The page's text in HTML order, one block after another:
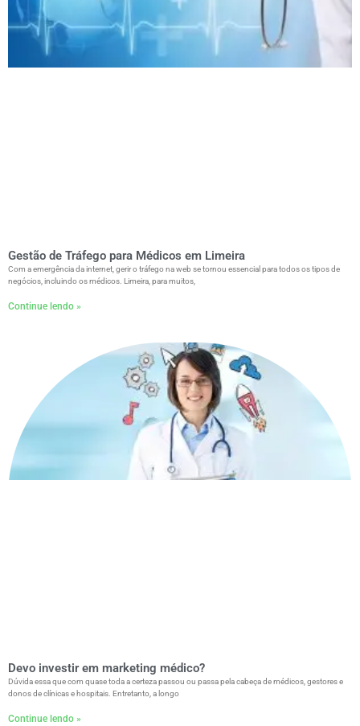
Gestão de Tráfego para Médicos em Limeira
Com a emergência da internet, gerir o tráfego na web se tornou essencial para todos os tipos de
negócios, incluindo os médicos. Limeira, para muitos,
Continue lendo »
Devo investir em marketing médico?
Dúvida essa que com quase toda a certeza passou ou passa pela cabeça de médicos, gestores e
donos de clínicas e hospitais. Entretanto, a longo
Continue lendo »